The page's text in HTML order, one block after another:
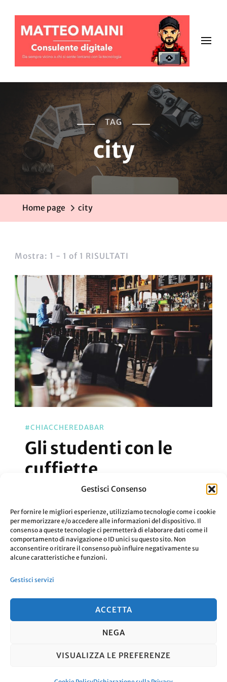
Gestisci Consenso
Per fornire le migliori esperienze, utilizziamo tecnologie come i cookie
per memorizzare e/o accedere alle informazioni del dispositivo. Il
consenso a queste tecnologie ci permetterà di elaborare dati come il
comportamento di navigazione o ID unici su questo sito. Non
acconsentire o ritirare il consenso può influire negativamente su
alcune caratteristiche e funzioni.
Gestisci servizi
ACCETTA
NEGA
VISUALIZZA LE PREFERENZE
TAG
city
Home page city
Mostra: 1 - 1 of 1 RISULTATI
#CHIACCHEREDABAR
Gli studenti con le
cuffiette
una risposta presente in una intervista.
Aggiornato Il 3 Novembre 2019 Leggi
riservati.Travel Nomad | Sviluppato da
Blossom Themes . Powered by WordPress